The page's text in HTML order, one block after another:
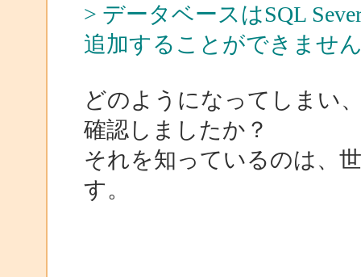
> データベースはSQL
追加することができませ
どのようになってしまい
確認しましたか？
それを知っているのは、
す。